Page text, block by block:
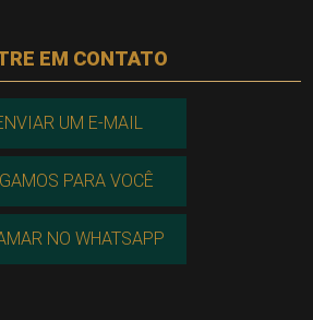
EM CONTATO
UM E-MAIL
PARA VOCÊ
NO WHATSAPP